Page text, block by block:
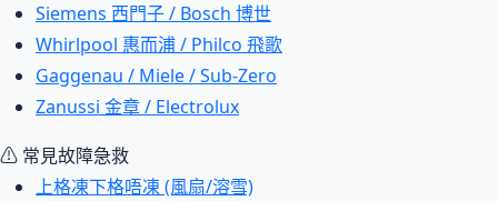
Siemens 西門子 / Bosch 博世
Whirlpool 惠而浦 / Philco 飛歌
Gaggenau / Miele / Sub-Zero
Zanussi 金章 / Electrolux
⚠ 常見故障急救
上格凍下格唔凍 (風扇/溶雪)